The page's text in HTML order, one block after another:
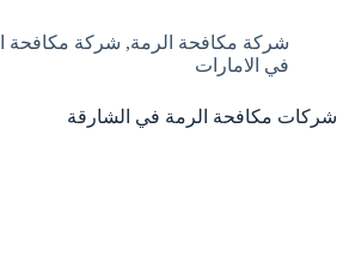
شركة مكافحة الرمة, شركة مكافحة
في الامارات
شركات مكافحة الرمة في الشارقة